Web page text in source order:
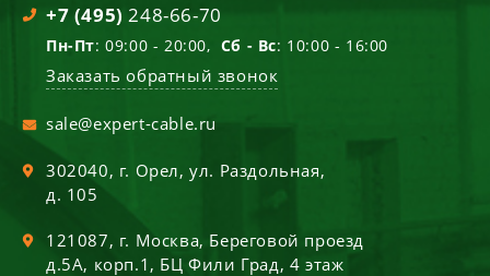
+7 (495) 248-66-70
Пн-Пт: 09:00 - 20:00, Сб - Вс: 10:00 - 16:00
Заказать обратный звонок
sale@expert-cable.ru
302040, г. Орел,ул. Раздольная,
д. 105
121087, г. Москва, Береговой проезд
д.5А, корп.1, БЦ Фили Град, 4 этаж